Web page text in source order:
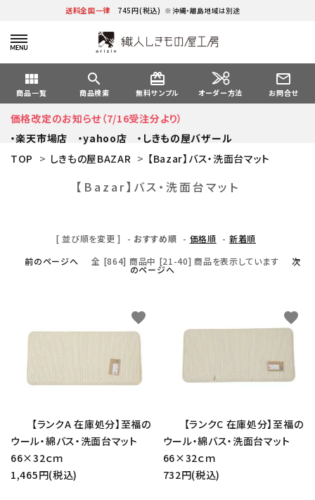
送料全国一律 745円(税込) ※沖縄・離島地域は別途
view_module
商品一覧
search
商品検索
card_giftcard
無料サンプル オーダー方法
mail_outline
お問合せ
価格改定のお知らせ（7/16受注分より）
・楽天市場店
・yahoo店
・しきもの屋バザール
TOP > しきもの屋BAZAR > 【Bazar】バス・洗面台マット
【Bazar】バス・洗面台マット
[ 並び順を変更 ] - おすすめ順 - 価格順 - 新着順
前のページへ
全 [864] 商品中 [21-40] 商品を表示しています 次
のページへ
【ランクA 在庫処分】至福の
ウール・綿バス・洗面台マット
66×32ｃｍ
1,465円(税込)
favorite
【ランクC 在庫処分】至福の
ウール・綿バス・洗面台マット
66×32ｃｍ
732円(税込)
favorite